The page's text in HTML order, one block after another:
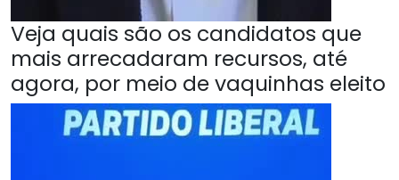
Veja quais são os candidatos que
mais arrecadaram recursos, até
agora, por meio de vaquinhas eleito